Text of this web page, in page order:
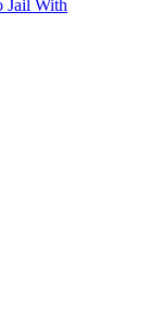
Jail With